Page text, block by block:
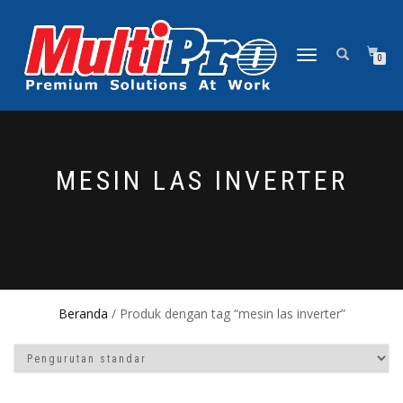
NAVIGASI
0
MESIN LAS INVERTER
Beranda / Produk dengan tag “mesin las inverter”